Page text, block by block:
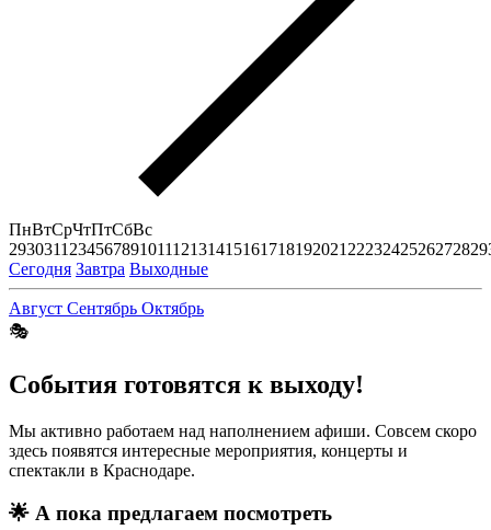
ПнВтСрЧтПтСбВс
2930311 23456789101112131415161718192021 2223242526272829
Сегодня Завтра Выходные
Август Сентябрь Октябрь
🎭
События готовятся к выходу!
Мы активно работаем над наполнением афиши. Совсем скоро
здесь появятся интересные мероприятия, концерты и
спектакли в Краснодаре.
🌟 А пока предлагаем посмотреть